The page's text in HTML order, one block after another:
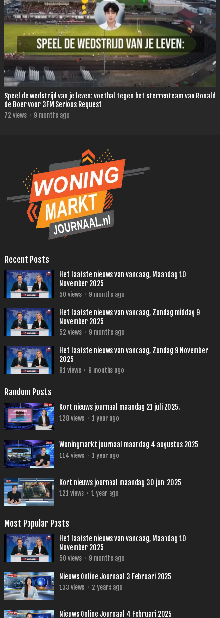
Speel de wedstrijd van je leven: voetbal tegen het sterrenteam van Ronald
de Boer voor 3FM Serious Request
72 views · 9 months ago
Recent Posts
Het laatste nieuws van vandaag, Maandag 10
November 2025
50 views · 9 months ago
Het laatste nieuws van vandaag, Zondag middag 9
November 2025
52 views · 9 months ago
Het laatste nieuws van vandaag, Zondag 9 November
2025
91 views · 9 months ago
Random Posts
Kort nieuws journaal maandag 21 juli 2025.
128views · 1 year ago
Woningmarkt journaal maandag 4 augustus 2025
114 views · 1 year ago
Kort nieuws journaal maandag 30 juni 2025
121 views · 1 year ago
Most Popular Posts
Het laatste nieuws van vandaag, Maandag 10
November 2025
50 views · 9 months ago
Nieuws Online Journaal 3 Februari 2025
133 views · 2 years ago
Nieuws Online Journaal 4 Februari 2025